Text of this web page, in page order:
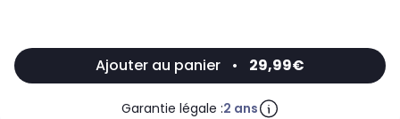
Ajouter au panier • 29,99€
Garantie légale :2 ans